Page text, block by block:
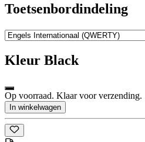
Toetsenbordindeling
Kleur Black
Op voorraad. Klaar voor verzending.
In winkelwagen